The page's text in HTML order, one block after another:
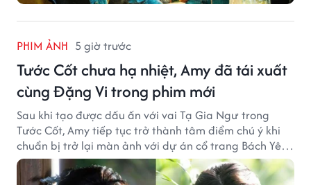
PHIM ẢNH 5 giờ trước
Tước Cốt chưa hạ nhiệt, Amy đã tái xuất
cùng Đặng Vi trong phim mới
Sau khi tạo được dấu ấn với vai Tạ Gia Ngư trong
Tước Cốt, Amy tiếp tục trở thành tâm điểm chú ý khi
chuẩn bị trở lại màn ảnh với dự án cổ trang Bách Yêu
Phổ.